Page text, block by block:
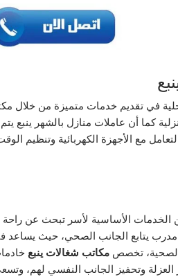
في تقديم خدمات متميزة من خلال
كما أن عاملات منازل بالشهر ينبع
مع الأجهزة الكهربائية وتنظيم
الخدمات الأساسية لأسر تبحث عن راحة
يتابع الجانب الصحي، حيث يساعد
الصحية، تخصص مكاتب شغالات ينبع
وتحفيز الجانب النفسي لهم،